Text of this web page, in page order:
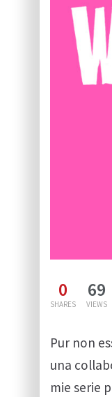
0
SHARES
69
VIEWS
Pur non
una
mie serie